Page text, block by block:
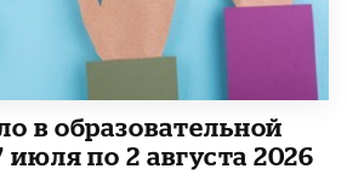
в образовательной
июля по 2 августа 2026